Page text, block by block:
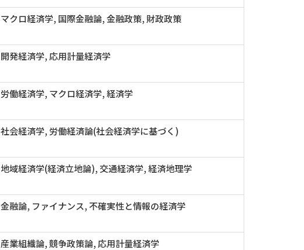
マクロ経済学, 国際金融論, 金融政策, 財政政策
開発経済学, 応用計量経済学
労働経済学, マクロ経済学, 経済学
社会経済学, 労働経済論(社会経済学に基づく)
地域経済学(経済立地論), 交通経済学, 経済地理学
金融論, ファイナンス, 不確実性と情報の経済学
産業組織論, 競争政策論, 応用計量経済学